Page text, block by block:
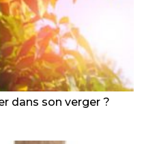
dans son verger ?